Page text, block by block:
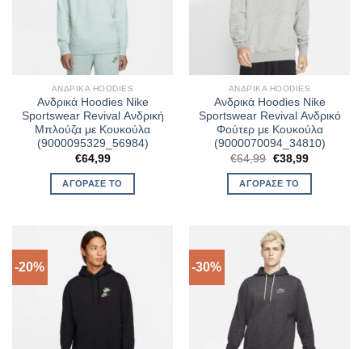
ΑΝΔΡΙΚΆ HOODIES
Ανδρικά Hoodies Nike
Sportswear Revival Ανδρική
Μπλούζα με Κουκούλα
(9000095329_56984)
€64,99
ΑΓΌΡΑΣΈ ΤΟ
ΑΝΔΡΙΚΆ HOODIES
Ανδρικά Hoodies Nike
Sportswear Revival Ανδρικό
Φούτερ με Κουκούλα
(9000070094_34810)
€64,99 Original
was:
€64,99.
€38,99Η
ΑΓΌΡΑΣΈ ΤΟ
-20% -30%